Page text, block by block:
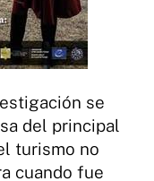
se
del principal
turismo no
cuando fue